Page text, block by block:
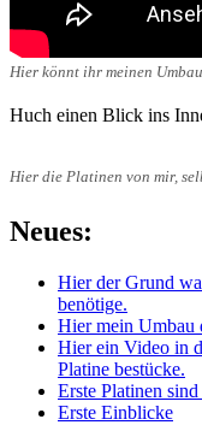
Hier könnt ihr meinen
Huch einen Blick ins
Hier die Platinen von mir,
Neues:
Hier der Grund
benötige.
Hier mein Umbau
Hier ein Video in
Platine bestücke.
Erste Platinen
Erste Einblicke